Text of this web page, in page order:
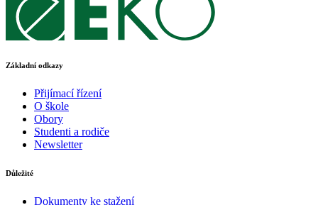
Základní odkazy
Přijímací řízení
O škole
Obory
Studenti a rodiče
Newsletter
Důležité
Dokumenty ke stažení